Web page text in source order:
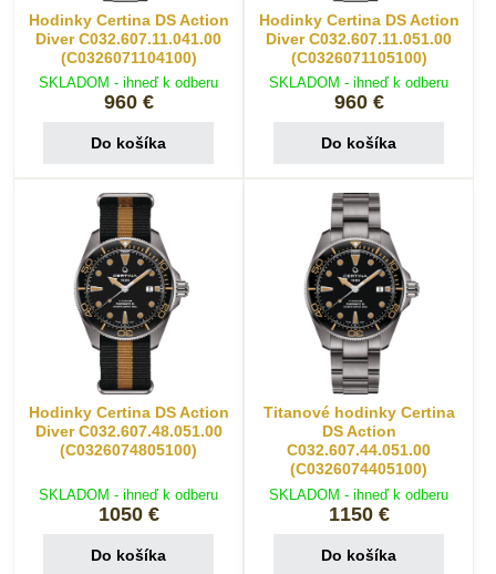
Hodinky Certina DS Action
Diver C032.607.11.041.00
(C0326071104100)
SKLADOM - ihneď k odberu
960 €
Do košíka
Hodinky Certina DS Action
Diver C032.607.11.051.00
(C0326071105100)
SKLADOM - ihneď k odberu
960 €
Do košíka
Hodinky Certina DS Action
Diver C032.607.48.051.00
(C0326074805100)
SKLADOM - ihneď k odberu
1050 €
Do košíka
Titanové hodinky Certina
DS Action
C032.607.44.051.00
(C0326074405100)
SKLADOM - ihneď k odberu
1150 €
Do košíka